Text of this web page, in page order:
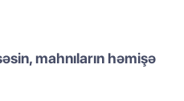
mahnıların həmişə